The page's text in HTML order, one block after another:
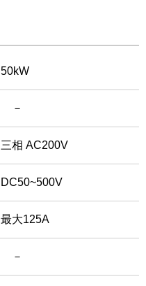
50kW
－
三相 AC200V
DC50~500V
最大125A
－